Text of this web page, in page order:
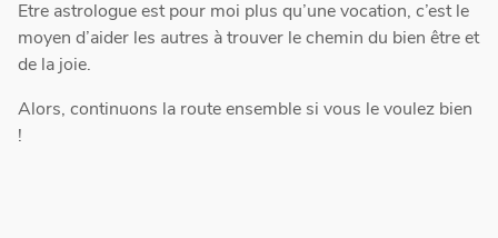
Etre astrologue est pour moi plus qu’une vocation, c’est le
moyen d’aider les autres à trouver le chemin du bien être et
de la joie.
Alors, continuons la route ensemble si vous le voulez bien
!